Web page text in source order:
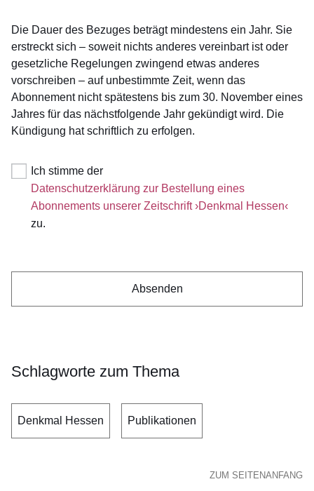
Die Dauer des Bezuges beträgt mindestens ein Jahr. Sie
erstreckt sich – soweit nichts anderes vereinbart ist oder
gesetzliche Regelungen zwingend etwas anderes
vorschreiben – auf unbestimmte Zeit, wenn das
Abonnement nicht spätestens bis zum 30. November eines
Jahres für das nächstfolgende Jahr gekündigt wird. Die
Kündigung hat schriftlich zu erfolgen.
Ich stimme der
Datenschutzerklärung zur Bestellung eines
Abonnements unserer Zeitschrift ›Denkmal Hessen‹
zu.
Schlagworte zum Thema
Denkmal Hessen Publikationen
ZUM SEITENANFANG